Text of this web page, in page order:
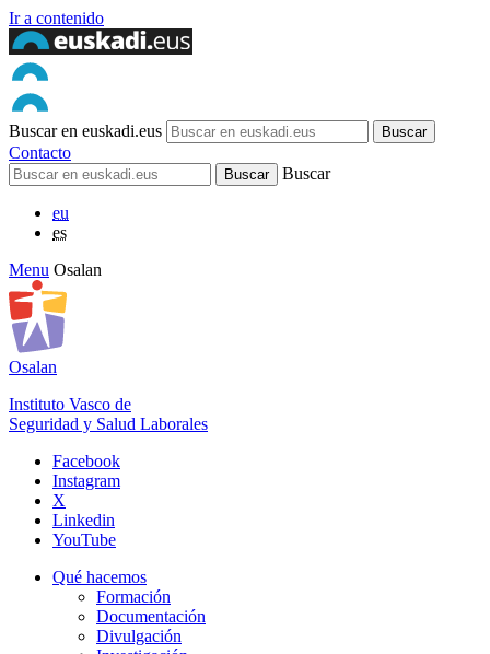
Ir a contenido
Buscar en euskadi.eus
Contacto
Buscar
eu
es
Menu Osalan
Osalan
Instituto Vasco de
Seguridad y Salud Laborales
Facebook
Instagram
X
Linkedin
YouTube
Qué hacemos
Formación
Documentación
Divulgación